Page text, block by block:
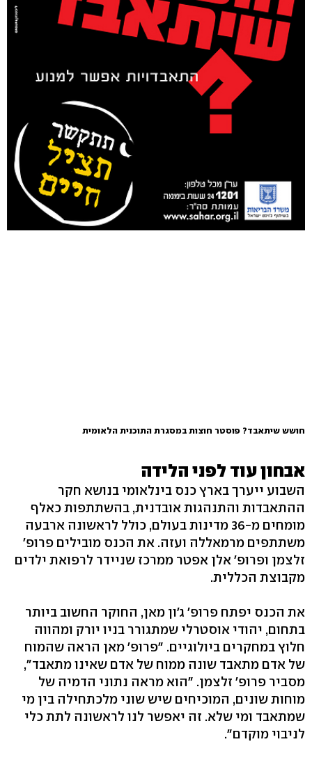
חושש שיתאבד? פוסטר חוצות במסגרת התוכנית הלאומית
אבחון עוד לפני הלידה
השבוע ייערך בארץ כנס בינלאומי בנושא חקר
ההתאבדות והתנהגות אובדנית, בהשתתפות כאלף
מומחים מ-36 מדינות בעולם, כולל לראשונה ארבעה
משתתפים מרמאללה ועזה. את הכנס מובילים פרופ'
זלצמן ופרופ' אלן אפטר ממרכז שניידר לרפואת ילדים
מקבוצת הכללית.
את הכנס יפתח פרופ' ג'ון מאן, החוקר החשוב ביותר
בתחום, יהודי אוסטרלי שמתגורר בניו יורק ומהווה
חלוץ במחקרים ביולוגיים. "פרופ' מאן הראה שהמוח
של אדם מתאבד שונה ממוח של אדם שאינו מתאבד",
מסביר פרופ' זלצמן. "הוא מראה נתוני הדמיה של
מוחות שונים, המוכיחים שיש שוני מלכתחילה בין מי
שמתאבד ומי שלא. זה יאפשר לנו לראשונה לתת כלי
לניבוי מוקדם".